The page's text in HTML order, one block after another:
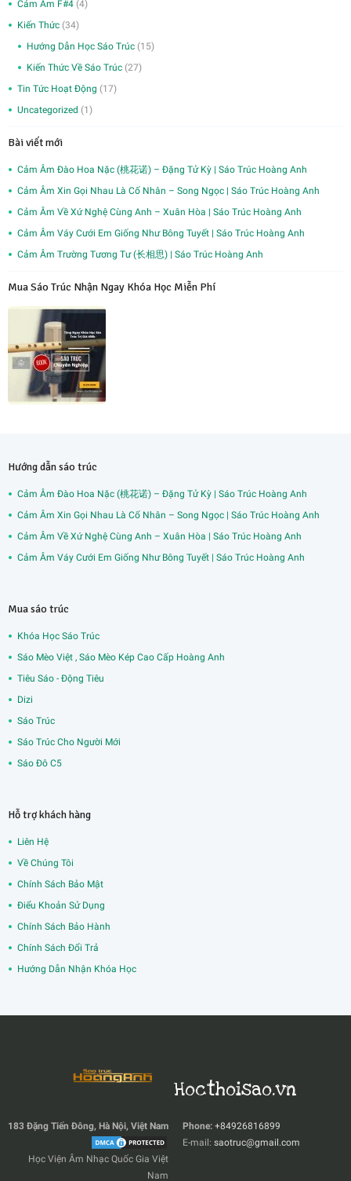
Cảm Âm F#4 (4)
Kiến Thức (34)
Hướng Dẫn Học Sáo Trúc (15)
Kiến Thức Về Sáo Trúc (27)
Tin Tức Hoạt Động (17)
Uncategorized (1)
Bài viết mới
Cảm Âm Đào Hoa Nặc (桃花诺) – Đặng Tử Kỳ | Sáo Trúc Hoàng Anh
Cảm Âm Xin Gọi Nhau Là Cố Nhân – Song Ngọc | Sáo Trúc Hoàng Anh
Cảm Âm Về Xứ Nghệ Cùng Anh – Xuân Hòa | Sáo Trúc Hoàng Anh
Cảm Âm Váy Cưới Em Giống Như Bông Tuyết | Sáo Trúc Hoàng Anh
Cảm Âm Trường Tương Tư (长相思) | Sáo Trúc Hoàng Anh
Mua Sáo Trúc Nhận Ngay Khóa Học Miễn Phí
Hướng dẫn sáo trúc
Cảm Âm Đào Hoa Nặc (桃花诺) – Đặng Tử Kỳ | Sáo Trúc Hoàng Anh
Cảm Âm Xin Gọi Nhau Là Cố Nhân – Song Ngọc | Sáo Trúc Hoàng Anh
Cảm Âm Về Xứ Nghệ Cùng Anh – Xuân Hòa | Sáo Trúc Hoàng Anh
Cảm Âm Váy Cưới Em Giống Như Bông Tuyết | Sáo Trúc Hoàng Anh
Mua sáo trúc
Khóa Học Sáo Trúc
Sáo Mèo Việt , Sáo Mèo Kép Cao Cấp Hoàng Anh
Tiêu Sáo - Động Tiêu
Dizi
Sáo Trúc
Sáo Trúc Cho Người Mới
Sáo Đô C5
Hỗ trợ khách hàng
Liên Hệ
Về Chúng Tôi
Chính Sách Bảo Mật
Điểu Khoản Sử Dụng
Chính Sách Bảo Hành
Chính Sách Đổi Trả
Hướng Dẫn Nhận Khóa Học
Hocthoisao.vn
Phone: +84926816899
E-mail: saotruc@gmail.com
183 Đặng Tiến Đông, Hà Nội, Việt Nam
Học Viện Âm Nhạc Quốc Gia Việt
Nam